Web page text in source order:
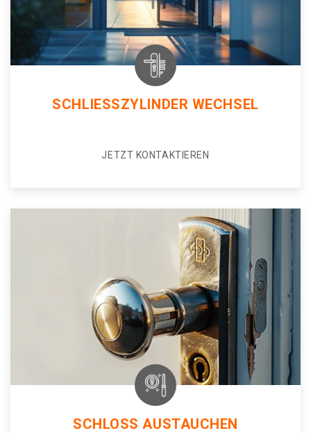
SCHLIESSZYLINDER WECHSEL
JETZT KONTAKTIEREN
SCHLOSS AUSTAUCHEN